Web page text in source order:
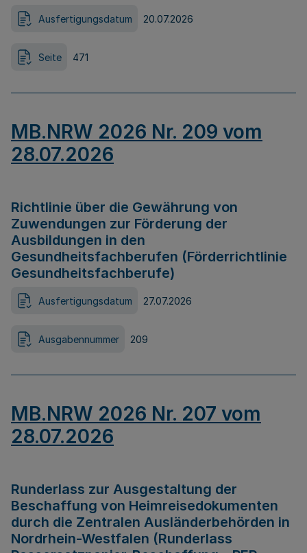
Ausfertigungsdatum 20.07.2026
Seite 471
MB.NRW 2026 Nr. 209 vom
28.07.2026
Richtlinie über die Gewährung von
Zuwendungen zur Förderung der
Ausbildungen in den
Gesundheitsfachberufen (Förderrichtlinie
Gesundheitsfachberufe)
Ausfertigungsdatum 27.07.2026
Ausgabennummer 209
MB.NRW 2026 Nr. 207 vom
28.07.2026
Runderlass zur Ausgestaltung der
Beschaffung von Heimreisedokumenten
durch die Zentralen Ausländerbehörden in
Nordrhein-Westfalen (Runderlass